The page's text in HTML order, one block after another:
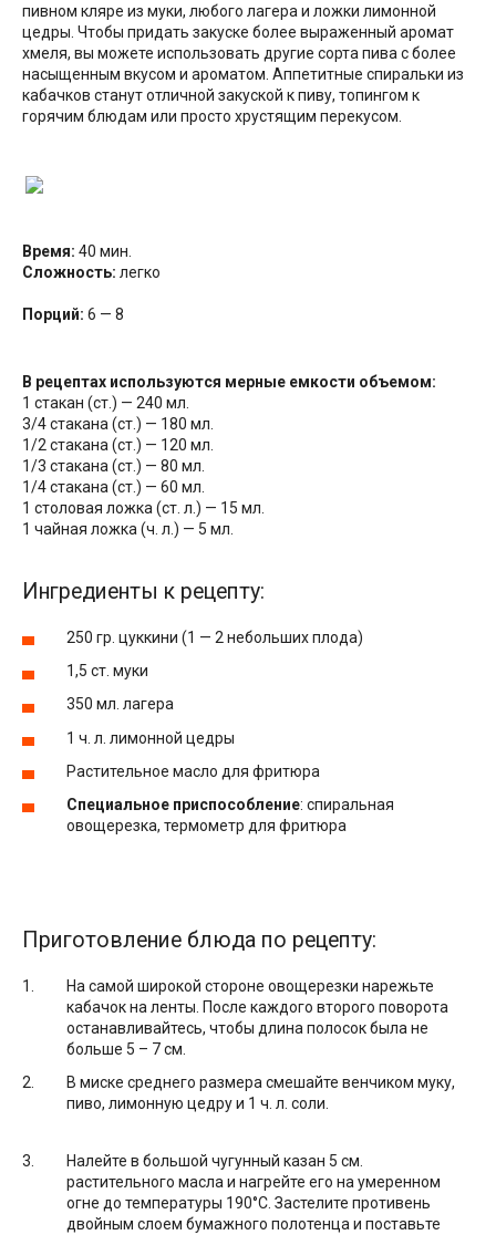
пивном кляре из муки, любого лагера и ложки лимонной
цедры. Чтобы придать закуске более выраженный аромат
хмеля, вы можете использовать другие сорта пива с более
насыщенным вкусом и ароматом. Аппетитные спиральки из
кабачков станут отличной закуской к пиву, топингом к
горячим блюдам или просто хрустящим перекусом.
Время: 40 мин.
Сложность: легко
Порций: 6 — 8
В рецептах используются мерные емкости объемом:
1 стакан (ст.) — 240 мл.
3/4 стакана (ст.) — 180 мл.
1/2 стакана (ст.) — 120 мл.
1/3 стакана (ст.) — 80 мл.
1/4 стакана (ст.) — 60 мл.
1 столовая ложка (ст. л.) — 15 мл.
1 чайная ложка (ч. л.) — 5 мл.
Ингредиенты к рецепту:
250 гр. цуккини (1 — 2 небольших плода)
1,5 ст. муки
350 мл. лагера
1 ч. л. лимонной цедры
Растительное масло для фритюра
Специальное приспособление: спиральная
овощерезка, термометр для фритюра
Приготовление блюда по рецепту:
На самой широкой стороне овощерезки нарежьте
кабачок на ленты. После каждого второго поворота
останавливайтесь, чтобы длина полосок была не
больше 5 – 7 см.
В миске среднего размера смешайте венчиком муку,
пиво, лимонную цедру и 1 ч. л. соли.
Налейте в большой чугунный казан 5 см.
растительного масла и нагрейте его на умеренном
огне до температуры 190°С. Застелите противень
двойным слоем бумажного полотенца и поставьте